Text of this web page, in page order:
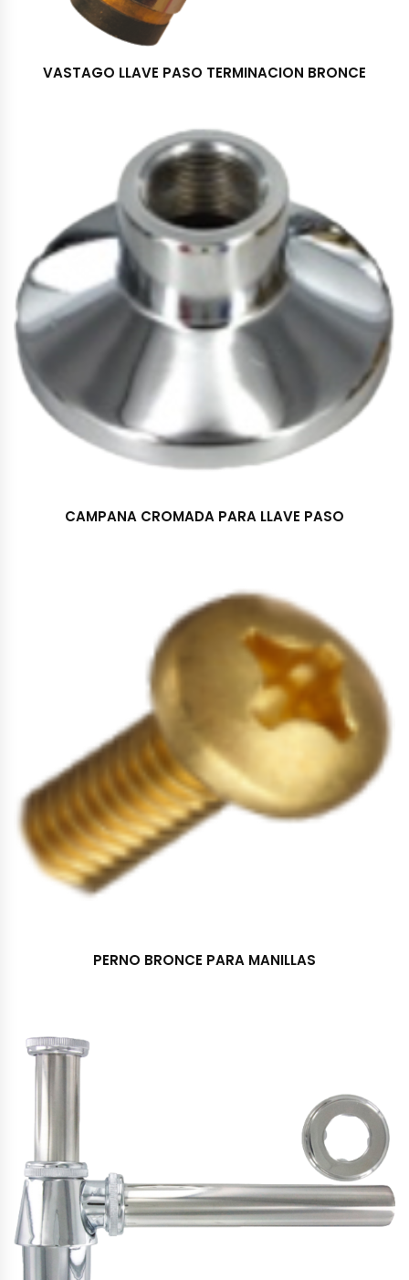
VASTAGO LLAVE PASO TERMINACION BRONCE
CAMPANA CROMADA PARA LLAVE PASO
PERNO BRONCE PARA MANILLAS